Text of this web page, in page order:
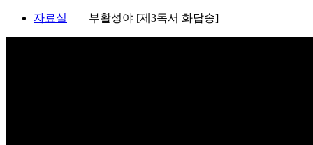
자료실 부활성야 [제3독서 화답송]